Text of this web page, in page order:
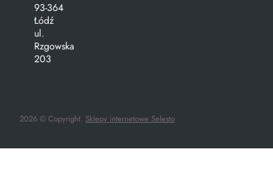
93-364
Łódź
ul.
Rzgowska
203
2026 © Copyright. Sklepy internetowe Selesto